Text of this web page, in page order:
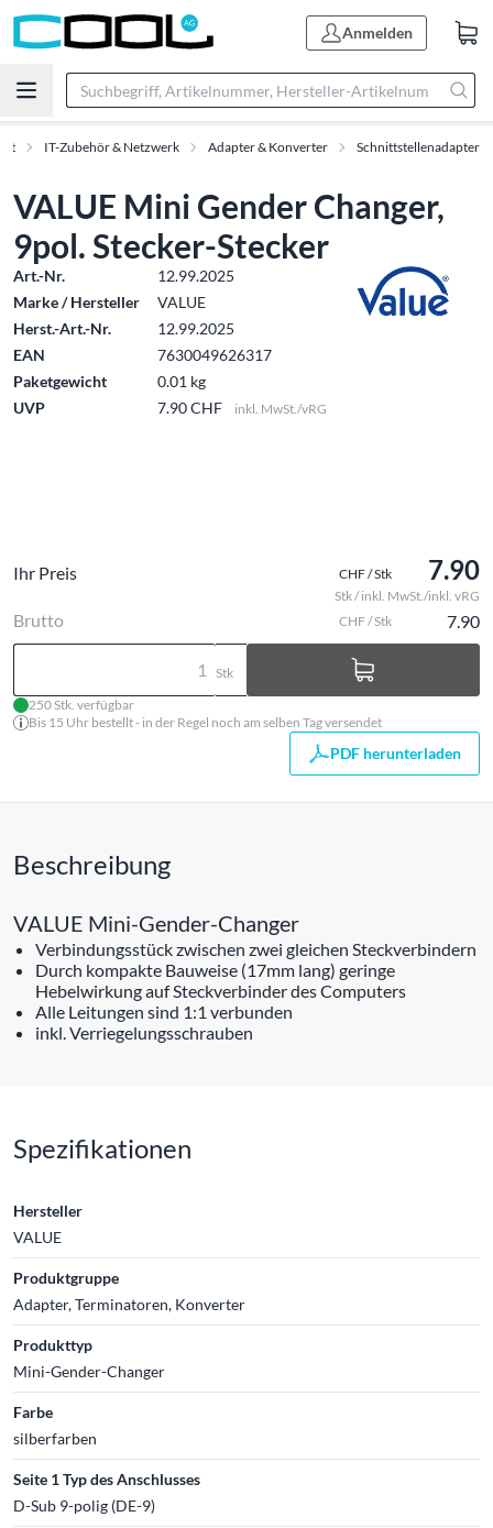
Anmelden
IT-Zubehör & Netzwerk Adapter & Konverter Schnittstellenadapter
VALUE Mini Gender Changer,
9pol. Stecker-Stecker
Art.-Nr.
12.99.2025
Marke / Hersteller
VALUE
Herst.-Art.-Nr.
12.99.2025
EAN
7630049626317
Paketgewicht
0.01 kg
UVP
7.90 CHF inkl. MwSt./vRG
Ihr Preis CHF / Stk 7.90
Stk / inkl. MwSt./inkl. vRG
Brutto CHF / Stk 7.90
Stk
250 Stk. verfügbar
Bis 15 Uhr bestellt - in der Regel noch am selben Tag versendet
PDF herunterladen
Beschreibung
VALUE Mini-Gender-Changer
Verbindungsstück zwischen zwei gleichen Steckverbindern
Durch kompakte Bauweise (17mm lang) geringe
Hebelwirkung auf Steckverbinder des Computers
Alle Leitungen sind 1:1 verbunden
inkl. Verriegelungsschrauben
Spezifikationen
Hersteller
VALUE
Produktgruppe
Adapter, Terminatoren, Konverter
Produkttyp
Mini-Gender-Changer
Farbe
silberfarben
Seite 1 Typ des Anschlusses
D-Sub 9-polig (DE-9)